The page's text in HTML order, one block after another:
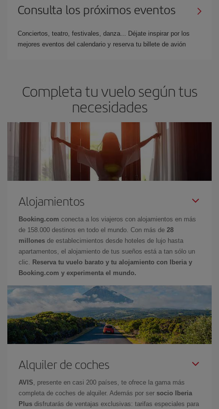
Consulta los próximos eventos
Conciertos, teatro, festivales, danza... Déjate inspirar por los
mejores eventos del calendario y reserva tu billete de avión
Completa tu vuelo según tus
necesidades
Alojamientos
Booking.com conecta a los viajeros con alojamientos en más
de 158.000 destinos en todo el mundo. Con más de 28
millones de establecimientos desde hoteles de lujo hasta
apartamentos, el alojamiento de tus sueños está a tan sólo un
clic.
Reserva tu vuelo barato y tu alojamiento con Iberia y
Booking.com y experimenta el mundo.
Alquiler de coches
AVIS , presente en casi 200 países, te ofrece la gama más
completa de coches de alquiler. Además por ser socio Iberia
Plus disfrutarás de ventajas exclusivas: tarifas especiales para